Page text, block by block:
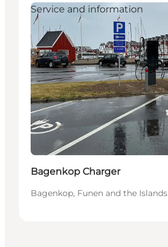
Service and information
Bagenkop Charger
Bagenkop, Funen and the Islands